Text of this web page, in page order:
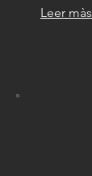
Leer màs